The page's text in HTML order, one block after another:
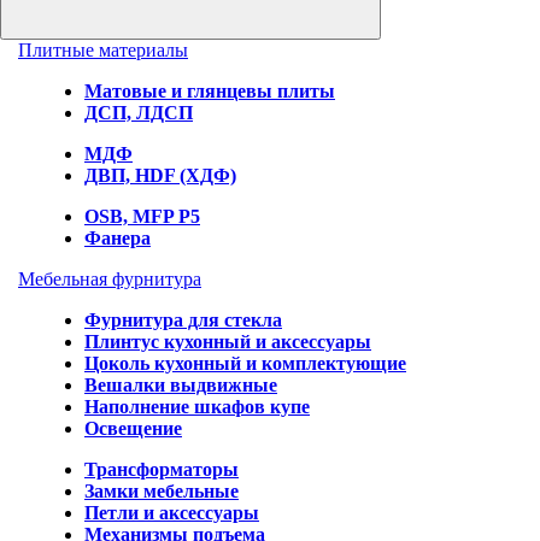
Плитные материалы
Матовые и глянцевы плиты
ДСП, ЛДСП
МДФ
ДВП, HDF (ХДФ)
OSB, MFP P5
Фанера
Мебельная фурнитура
Фурнитура для стекла
Плинтус кухонный и аксессуары
Цоколь кухонный и комплектующие
Вешалки выдвижные
Наполнение шкафов купе
Освещение
Трансформаторы
Замки мебельные
Петли и аксессуары
Механизмы подъема